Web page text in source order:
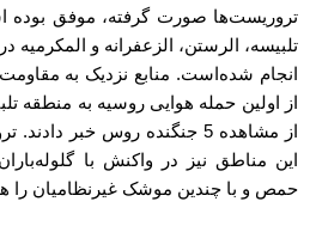
تروریست‌ها صورت گرفته، موفق بوده
تلبیسه، الرستن، الزعفرانه و
انجام شده‌است. منابع نزدیک به
از اولین حمله هوایی روسیه به
از مشاهده 5 جنگنده‌ روس خبر دادند.
این مناطق نیز در واکنش با
حمص و با چندین موشک غیرنظامیان را